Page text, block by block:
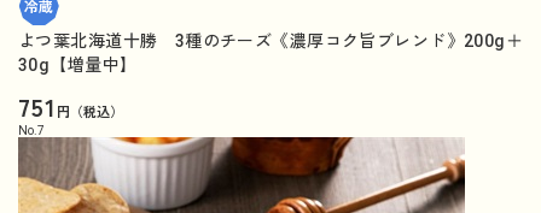
よつ葉北海道十勝 3種のチーズ《濃厚コク旨ブレンド》200g＋
30g【増量中】
751 円（税込）
No. 7